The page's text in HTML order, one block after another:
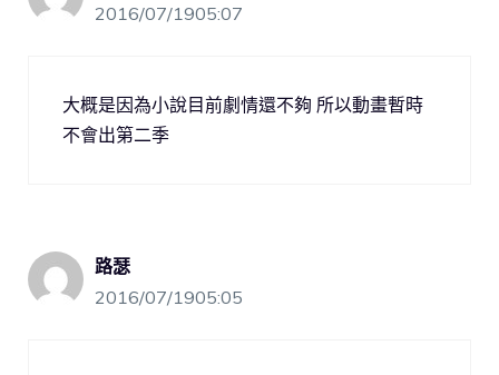
2016/07/1905:07
大概是因為小說目前劇情還不夠 所以動畫暫時
不會出第二季
路瑟
2016/07/1905:05